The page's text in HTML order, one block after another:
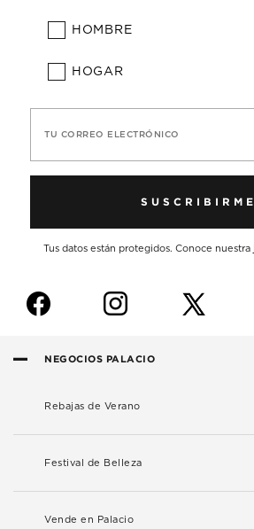
HOMBRE
HOGAR
TU CORREO ELECTRÓNICO
SUSCRIBIRME
Tus datos están protegidos. Conoce nuestra
f i
NEGOCIOS PALACIO
Rebajas de Verano
Festival de Belleza
Vende en Palacio